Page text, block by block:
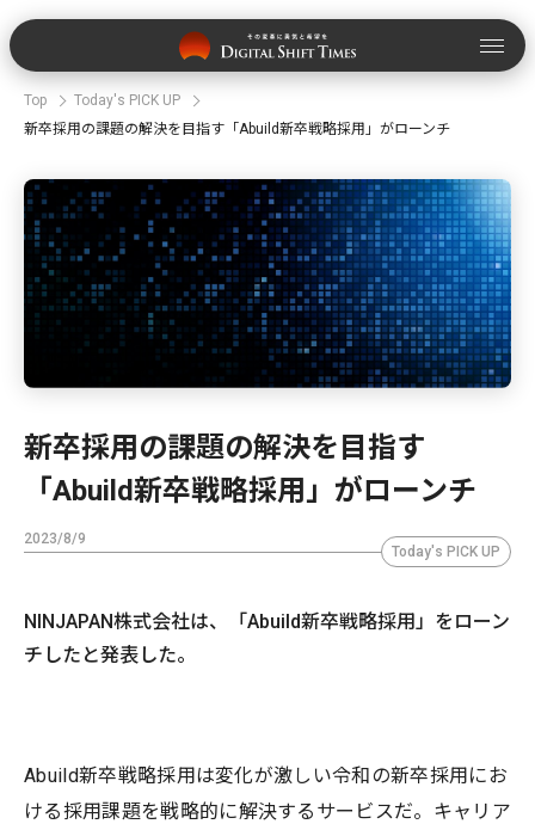
Top
Today's PICK UP
新卒採用の課題の解決を目指す「Abuild新卒戦略採用」がローンチ
新卒採用の課題の解決を目指す
「Abuild新卒戦略採用」がローンチ
2023/8/9
Today's PICK UP
NINJAPAN株式会社は、「Abuild新卒戦略採用」をローン
チしたと発表した。
Abuild新卒戦略採用は変化が激しい令和の新卒採用にお
ける採用課題を戦略的に解決するサービスだ。キャリア